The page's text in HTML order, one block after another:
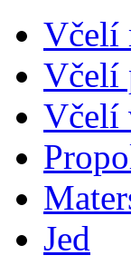
Včelí
Včelí
Včelí
Jed